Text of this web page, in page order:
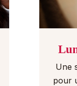
Une
pour